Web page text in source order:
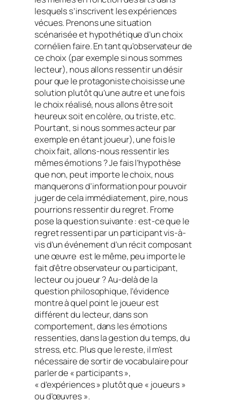
lesquels s’inscrivent les expériences
vécues. Prenons une situation
scénarisée et hypothétique d’un choix
cornélien faire. En tant qu’observateur de
ce choix (par exemple si nous sommes
lecteur), nous allons ressentir un désir
pour que le protagoniste choisisse une
solution plutôt qu’une autre et une fois
le choix réalisé, nous allons être soit
heureux soit en colère, ou triste, etc.
Pourtant, si nous sommes acteur par
exemple en étant joueur), une fois le
choix fait, allons-nous ressentir les
mêmes émotions ? Je fais l’hypothèse
que non, peut importe le choix, nous
manquerons d’information pour pouvoir
juger de cela immédiatement, pire, nous
pourrions ressentir du regret. Frome
pose la question suivante : est-ce que le
regret ressenti par un participant vis-à-
vis d’un événement d’un récit composant
une œuvre est le même, peu importe le
fait d’être observateur ou participant,
lecteur ou joueur ? Au-delà de la
question philosophique, l’évidence
montre à quel point le joueur est
différent du lecteur, dans son
comportement, dans les émotions
ressenties, dans la gestion du temps, du
stress, etc. Plus que le reste, il m’est
nécessaire de sortir de vocabulaire pour
parler de « participants »,
« d’expériences » plutôt que « joueurs »
ou d’œuvres ».